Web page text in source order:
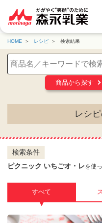
HOME レシピ 検索結果
商品から探す
レシ
検索条件
ピクニック いちごオ・レを使
すべて
▼